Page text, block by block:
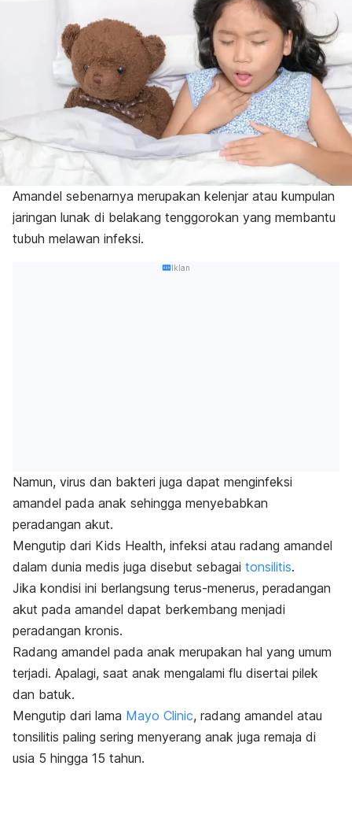
Amandel sebenarnya merupakan kelenjar atau kumpulan
jaringan lunak di belakang tenggorokan yang membantu
tubuh melawan infeksi.
Iklan
Namun, virus dan bakteri juga dapat menginfeksi
amandel pada anak sehingga menyebabkan
peradangan akut.
Mengutip dari Kids Health, infeksi atau radang amandel
dalam dunia medis juga disebut sebagai tonsilitis.
Jika kondisi ini berlangsung terus-menerus, peradangan
akut pada amandel dapat berkembang menjadi
peradangan kronis.
Radang amandel pada anak merupakan hal yang umum
terjadi. Apalagi, saat anak mengalami flu disertai pilek
dan batuk.
Mengutip dari lama Mayo Clinic, radang amandel atau
tonsilitis paling sering menyerang anak juga remaja di
usia 5 hingga 15 tahun.